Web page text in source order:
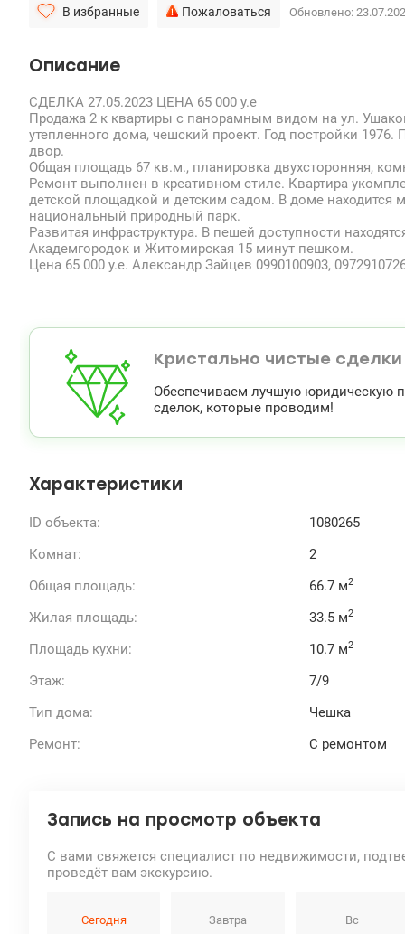
В избранные Пожаловаться Обновлено:
Описание
СДЕЛКА 27.05.2023 ЦЕНА 65 000 у.е
Продажа 2 к квартиры с панорамным видом на ул.
утепленного дома, чешский проект. Год постройки
двор.
Общая площадь 67 кв.м., планировка двухсторонняя,
Ремонт выполнен в креативном стиле. Квартира
детской площадкой и детским садом. В доме находится
национальный природный парк.
Развитая инфраструктура. В пешей доступности
Академгородок и Житомирская 15 минут пешком.
Цена 65 000 у.е. Александр Зайцев 0990100903,
Кристально чистые сделки
Обеспечиваем лучшую юридическую
сделок, которые проводим!
Характеристики
ID объекта:
1080265
Комнат:
2
Общая площадь:
66.7 м2
Жилая площадь: 33.5 м2
Площадь кухни: 10.7 м2
Этаж:
7/9
Тип дома:
Чешка
Ремонт:
С ремонтом
Запись на просмотр объекта
С вами свяжется специалист по недвижимости,
проведёт вам экскурсию.
Сегодня Завтра Вс